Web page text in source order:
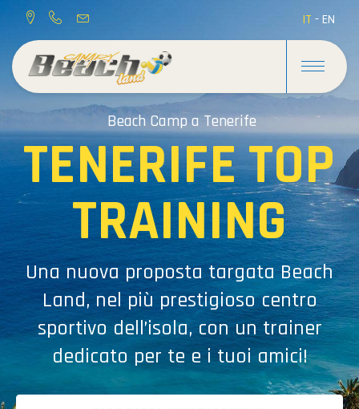
IT -EN
Beach Camp a Tenerife
TENERIFE TOP
TRAINING
Una nuova proposta targata Beach
Land, nel più prestigioso centro
sportivo dell’isola, con un trainer
dedicato per te e i tuoi amici!